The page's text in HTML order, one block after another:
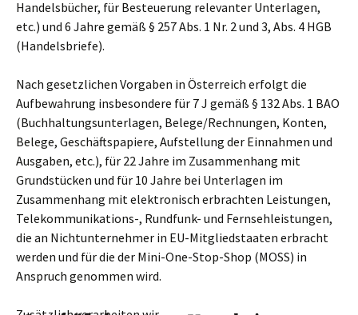
Handelsbücher, für Besteuerung relevanter Unterlagen,
etc.) und 6 Jahre gemäß § 257 Abs. 1 Nr. 2 und 3, Abs. 4 HGB
(Handelsbriefe).
Nach gesetzlichen Vorgaben in Österreich erfolgt die
Aufbewahrung insbesondere für 7 J gemäß § 132 Abs. 1 BAO
(Buchhaltungsunterlagen, Belege/Rechnungen, Konten,
Belege, Geschäftspapiere, Aufstellung der Einnahmen und
Ausgaben, etc.), für 22 Jahre im Zusammenhang mit
Grundstücken und für 10 Jahre bei Unterlagen im
Zusammenhang mit elektronisch erbrachten Leistungen,
Telekommunikations-, Rundfunk- und Fernsehleistungen,
die an Nichtunternehmer in EU-Mitgliedstaaten erbracht
werden und für die der Mini-One-Stop-Shop (MOSS) in
Anspruch genommen wird.